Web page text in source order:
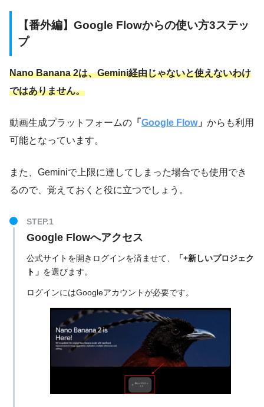
【番外編】Google Flowからの使い方3ステッ
プ
Nano Banana 2は、Gemini経由じゃないと使えないわけ
ではありません。
動画生成プラットフォームの 「 Google Flow」 からも利用
可能となっています。
また、Geminiで上限に達してしまった場合でも使用でき
るので、覚えておくと役に立つでしょう。
Google Flowへアクセス
公式サイトを開きログインを済ませて、
「+新しいプロジェク
ト」 を選びます。
ログインにはGoogleアカウントが必要です。